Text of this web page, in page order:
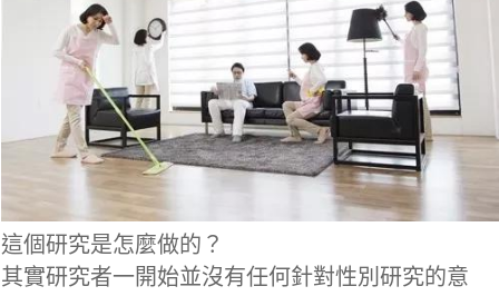
這個研究是怎麼做的？
其實研究者一開始並沒有任何針對性別研究的意